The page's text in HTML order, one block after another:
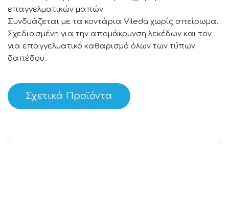
επαγγελματικών μαπών.
Συνδυάζεται με τα κοντάρια Vileda χωρίς σπείρωμα.
Σχεδιασμένη για την απομάκρυνση λεκέδων και τον
για επαγγελματικό καθαρισμό όλων των τύπων
δαπέδου.
Σχετικά Προϊόντα